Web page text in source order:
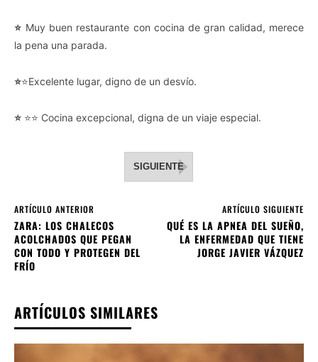
⭐ Muy buen restaurante con cocina de gran calidad, merece
la pena una parada.
⭐⭐Excelente lugar, digno de un desvío.
⭐ ⭐⭐ Cocina excepcional, digna de un viaje especial.
SIGUIENTE
ARTÍCULO ANTERIOR
ZARA: LOS CHALECOS
ACOLCHADOS QUE PEGAN
CON TODO Y PROTEGEN DEL
FRÍO
ARTÍCULO SIGUIENTE
QUÉ ES LA APNEA DEL SUEÑO,
LA ENFERMEDAD QUE TIENE
JORGE JAVIER VÁZQUEZ
ARTÍCULOS SIMILARES